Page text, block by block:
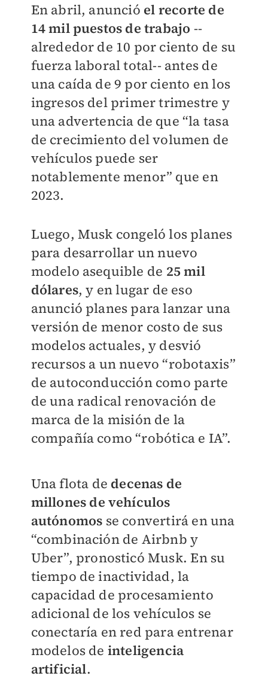
En abril, anunció el recorte de
14 mil puestos de trabajo --
alrededor de 10 por ciento de su
fuerza laboral total-- antes de
una caída de 9 por ciento en los
ingresos del primer trimestre y
una advertencia de que “la tasa
de crecimiento del volumen de
vehículos puede ser
notablemente menor” que en
2023.
Luego, Musk congeló los planes
para desarrollar un nuevo
modelo asequible de 25 mil
dólares, y en lugar de eso
anunció planes para lanzar una
versión de menor costo de sus
modelos actuales, y desvió
recursos a un nuevo “robotaxis”
de autoconducción como parte
de una radical renovación de
marca de la misión de la
compañía como “robótica e IA”.
Una flota de decenas de
millones de vehículos
autónomos se convertirá en una
“combinación de Airbnb y
Uber”, pronosticó Musk. En su
tiempo de inactividad, la
capacidad de procesamiento
adicional de los vehículos se
conectaría en red para entrenar
modelos de inteligencia
artificial.